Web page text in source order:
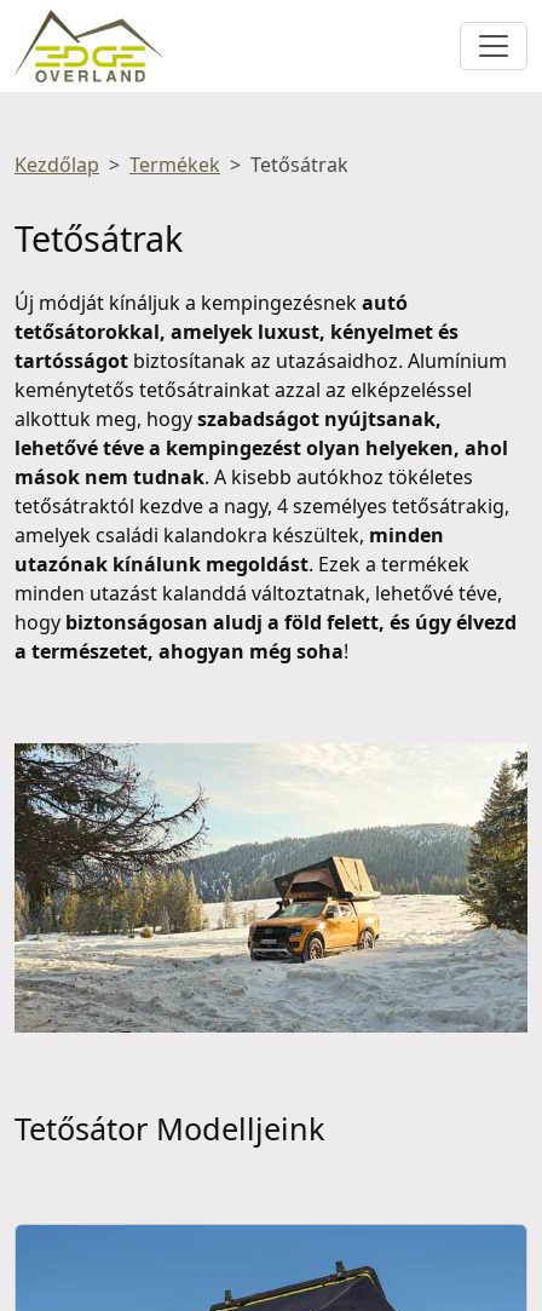
Kezdőlap Termékek Tetősátrak
Tetősátrak
Új módját kínáljuk a kempingezésnekautó
tetősátorokkal, amelyek luxust, kényelmet és
tartósságot biztosítanak az utazásaidhoz. Alumínium
keménytetős tetősátrainkat azzal az elképzeléssel
alkottuk meg, hogyszabadságot nyújtsanak,
lehetővé téve a kempingezést olyan helyeken, ahol
mások nem tudnak. A kisebb autókhoz tökéletes
tetősátraktól kezdve a nagy, 4 személyes tetősátrakig,
amelyek családi kalandokra készültek, minden
utazónak kínálunk megoldást. Ezek a termékek
minden utazást kalanddá változtatnak, lehetővé téve,
hogy biztonságosan aludj a föld felett, és úgy élvezd
a természetet, ahogyan még soha!
Tetősátor Modelljeink